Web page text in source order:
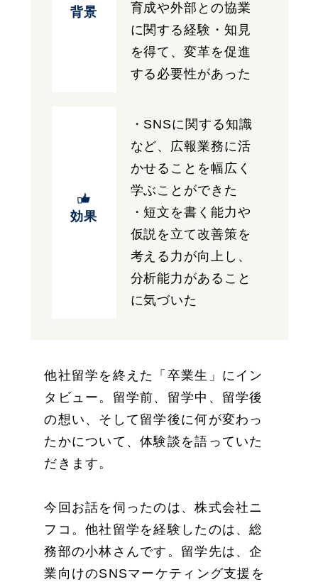
背景
育成や外部との協業
に関する経験・知見
を得て、変革を促進
する必要性があった
効果
・SNSに関する知識
など、広報業務に活
かせることを幅広く
学ぶことができた
・短文を書く能力や
仮説を立て改善策を
考える力が向上し、
分析能力があること
に気づいた
他社留学を終えた「卒業生」にイン
タビュー。留学前、留学中、留学後
の想い、そして留学後に何が変わっ
たかについて、体験談を語っていた
だきます。
今回お話を伺ったのは、株式会社ニ
フコ。他社留学を経験したのは、総
務部の小林さんです。留学先は、企
業向けのSNSマーケティング支援を